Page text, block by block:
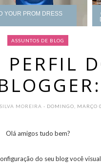
YOUR PROM DRESS
ASSUNTOS DE BLOG
PERFIL
MOREIRA - DOMINGO, MARÇO
Olá amigos tudo bem?
do seu blog você